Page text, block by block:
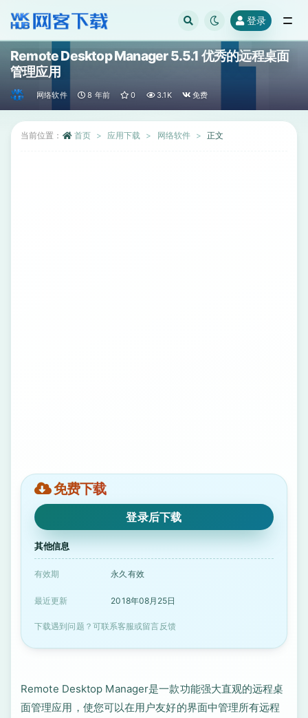
登录
Remote Desktop Manager 5.5.1 优秀的远程桌面
管理应用
网络软件 8 年前 0 3.1K 免费
当前位置： 首页 应用下载 网络软件 正文
免费下载
登录后下载
其他信息
有效期 永久有效
最近更新 2018年08月25日
下载遇到问题？可联系客服或留言反馈
Remote Desktop Manager是一款功能强大直观的远程桌
面管理应用，使您可以在用户友好的界面中管理所有远程
全部